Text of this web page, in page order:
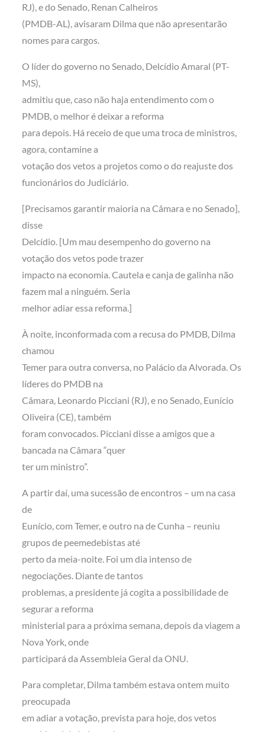
RJ), e do Senado, Renan Calheiros
(PMDB-AL), avisaram Dilma que não apresentarão
nomes para cargos.
O líder do governo no Senado, Delcídio Amaral (PT-
MS),
admitiu que, caso não haja entendimento com o
PMDB, o melhor é deixar a reforma
para depois. Há receio de que uma troca de ministros,
agora, contamine a
votação dos vetos a projetos como o do reajuste dos
funcionários do Judiciário.
[Precisamos garantir maioria na Câmara e no Senado],
disse
Delcídio. [Um mau desempenho do governo na
votação dos vetos pode trazer
impacto na economia. Cautela e canja de galinha não
fazem mal a ninguém. Seria
melhor adiar essa reforma.]
À noite, inconformada com a recusa do PMDB, Dilma
chamou
Temer para outra conversa, no Palácio da Alvorada. Os
líderes do PMDB na
Câmara, Leonardo Picciani (RJ), e no Senado, Eunício
Oliveira (CE), também
foram convocados. Picciani disse a amigos que a
bancada na Câmara “quer
ter um ministro”.
A partir daí, uma sucessão de encontros – um na casa
de
Eunício, com Temer, e outro na de Cunha – reuniu
grupos de peemedebistas até
perto da meia-noite. Foi um dia intenso de
negociações. Diante de tantos
problemas, a presidente já cogita a possibilidade de
segurar a reforma
ministerial para a próxima semana, depois da viagem a
Nova York, onde
participará da Assembleia Geral da ONU.
Para completar, Dilma também estava ontem muito
preocupada
em adiar a votação, prevista para hoje, dos vetos